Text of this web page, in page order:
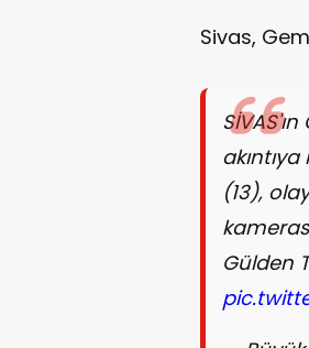
Sivas,
(13),
Gülden